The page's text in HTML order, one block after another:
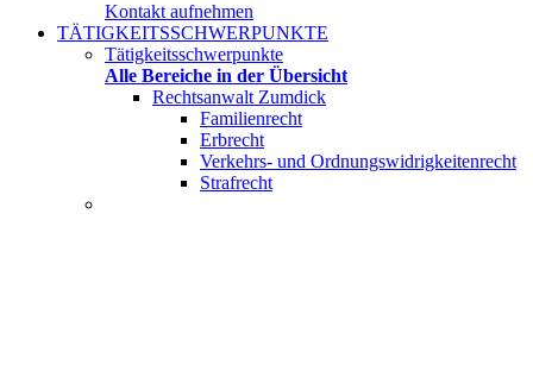
Kontakt aufnehmen
TÄTIGKEITSSCHWERPUNKTE
Tätigkeitsschwerpunkte
Alle Bereiche in der Übersicht
Rechtsanwalt Zumdick
Familienrecht
Erbrecht
Verkehrs- und Ordnungswidrigkeitenrecht
Strafrecht